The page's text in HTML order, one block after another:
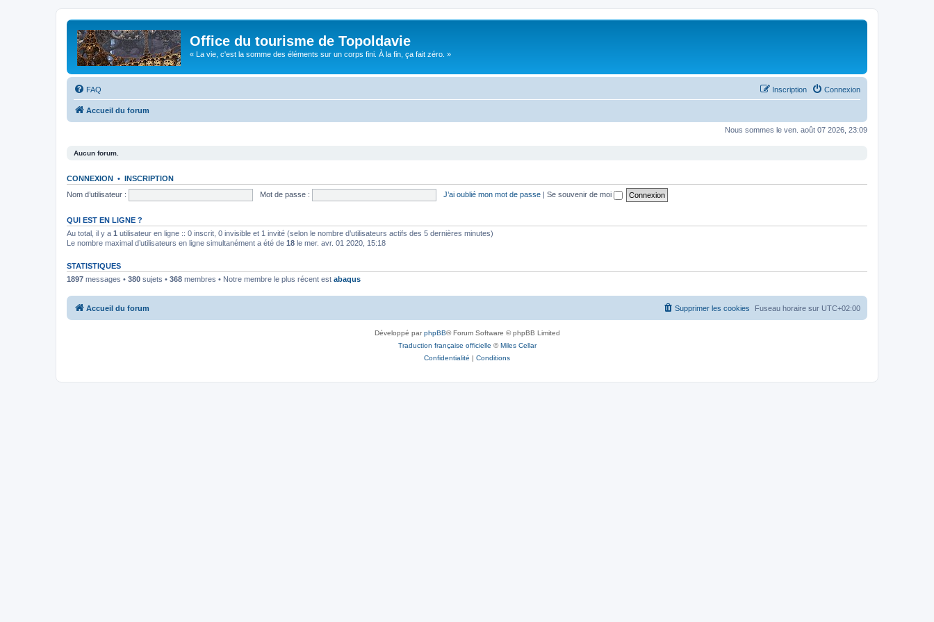
Office du tourisme de Topoldavie
« La vie, c'est la somme des éléments sur un corps fini. À la fin, ça fait zéro. »
FAQ Connexion
Inscription
Accueil du forum
Nous sommes le ven. août 07 2026, 23:09
Aucun forum.
CONNEXION • INSCRIPTION
Nom d’utilisateur :
Mot de passe : J’ai oublié mon mot de passe | Se souvenir de moi
QUI EST EN LIGNE ?
Au total, il y a 1 utilisateur en ligne :: 0 inscrit, 0 invisible et 1 invité (selon le nombre d’utilisateurs actifs des 5 dernières minutes)
Le nombre maximal d’utilisateurs en ligne simultanément a été de 18 le mer. avr. 01 2020, 15:18
STATISTIQUES
1897 messages • 380 sujets • 368 membres • Notre membre le plus récent est abaqus
Accueil du forum Fuseau horaire sur UTC+02:00
Supprimer les cookies
Développé parphpBB® Forum Software © phpBB Limited
Traduction française officielle ©Miles Cellar
Confidentialité | Conditions